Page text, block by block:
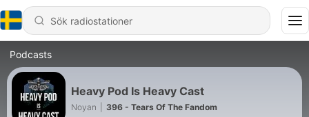
Podcasts
Heavy Pod Is Heavy Cast
Noyan 396 - Tears Of The Fandom